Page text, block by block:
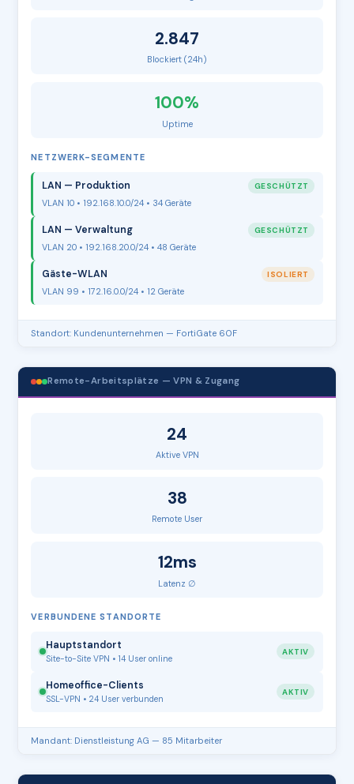
2.847
Blockiert (24h)
100%
Uptime
NETZWERK-SEGMENTE
LAN — Produktion GESCHÜTZT
VLAN 10 • 192.168.10.0/24 • 34 Geräte
LAN — Verwaltung GESCHÜTZT
VLAN 20 • 192.168.20.0/24 • 48 Geräte
Gäste-WLAN ISOLIERT
VLAN 99 • 172.16.0.0/24 • 12 Geräte
Standort: Kundenunternehmen — FortiGate 60F
Remote-Arbeitsplätze — VPN & Zugang
24
Aktive VPN
38
Remote User
12ms
Latenz ∅
VERBUNDENE STANDORTE
Hauptstandort
Site-to-Site VPN • 14 User online
AKTIV
Homeoffice-Clients
SSL-VPN • 24 User verbunden
AKTIV
Mandant: Dienstleistung AG — 85 Mitarbeiter